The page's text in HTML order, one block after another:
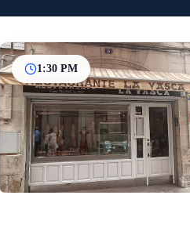
InicioParadas intermedias
Final
1:30 PM